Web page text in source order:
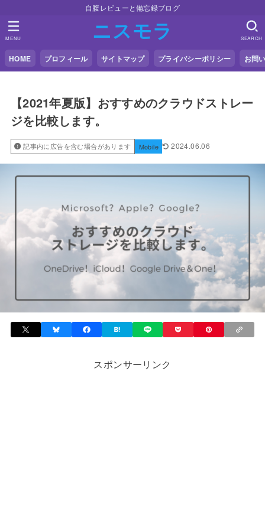
自腹レビューと備忘録ブログ
ニスモラ
HOME プロフィール サイトマップ プライバシーポリシー お問
SEARCH
MENU
【2021年夏版】おすすめのクラウドストレー
ジを比較します。
記事内に広告を含む場合があります Mobile 2024.06.06
スポンサーリンク